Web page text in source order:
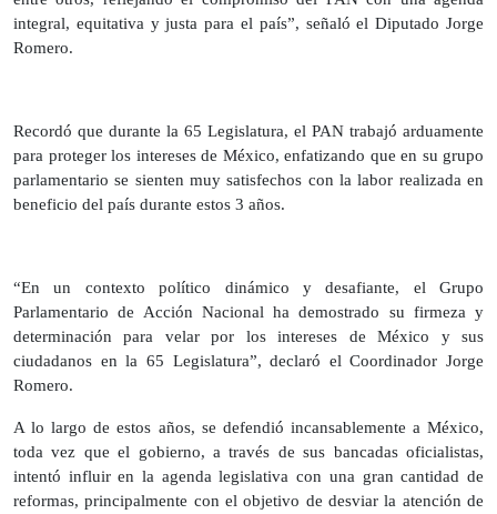
integral, equitativa y justa para el país”, señaló el Diputado Jorge
Romero.
Recordó que durante la 65 Legislatura, el PAN trabajó arduamente
para proteger los intereses de México, enfatizando que en su grupo
parlamentario se sienten muy satisfechos con la labor realizada en
beneficio del país durante estos 3 años.
“En un contexto político dinámico y desafiante, el Grupo
Parlamentario de Acción Nacional ha demostrado su firmeza y
determinación para velar por los intereses de México y sus
ciudadanos en la 65 Legislatura”, declaró el Coordinador Jorge
Romero.
A lo largo de estos años, se defendió incansablemente a México,
toda vez que el gobierno, a través de sus bancadas oficialistas,
intentó influir en la agenda legislativa con una gran cantidad de
reformas, principalmente con el objetivo de desviar la atención de